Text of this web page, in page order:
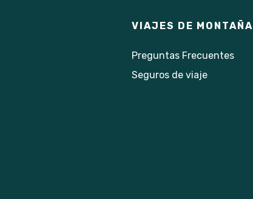
VIAJES DE MONTAÑA
Preguntas Frecuentes
Seguros de viaje